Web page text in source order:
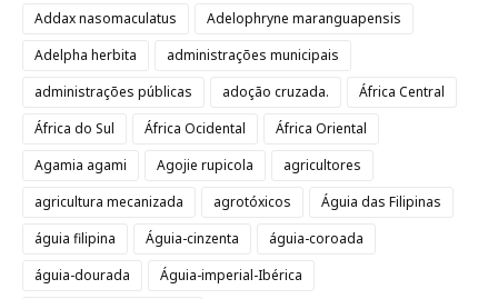
Addax nasomaculatus
Adelophryne maranguapensis
Adelpha herbita
administrações municipais
administrações públicas
adoção cruzada.
África Central
África do Sul
África Ocidental
África Oriental
Agamia agami
Agojie rupicola
agricultores
agricultura mecanizada
agrotóxicos
Águia das Filipinas
águia filipina
Águia-cinzenta
águia-coroada
águia-dourada
Águia-imperial-Ibérica